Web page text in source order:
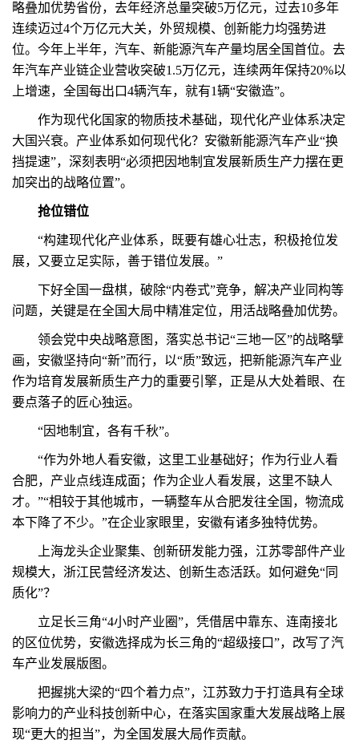
略叠加优势省份，去年经济总量突破5万亿元，过去10多年
连续迈过4个万亿元大关，外贸规模、创新能力均强势进
位。今年上半年，汽车、新能源汽车产量均居全国首位。去
年汽车产业链企业营收突破1.5万亿元，连续两年保持20%以
上增速，全国每出口4辆汽车，就有1辆“安徽造”。
作为现代化国家的物质技术基础，现代化产业体系决定
大国兴衰。产业体系如何现代化？安徽新能源汽车产业“换
挡提速”，深刻表明“必须把因地制宜发展新质生产力摆在更
加突出的战略位置”。
抢位错位
“构建现代化产业体系，既要有雄心壮志，积极抢位发
展，又要立足实际，善于错位发展。”
下好全国一盘棋，破除“内卷式”竞争，解决产业同构等
问题，关键是在全国大局中精准定位，用活战略叠加优势。
领会党中央战略意图，落实总书记“三地一区”的战略擘
画，安徽坚持向“新”而行，以“质”致远，把新能源汽车产业
作为培育发展新质生产力的重要引擎，正是从大处着眼、在
要点落子的匠心独运。
“因地制宜，各有千秋”。
“作为外地人看安徽，这里工业基础好；作为行业人看
合肥，产业点线连成面；作为企业人看发展，这里不缺人
才。”“相较于其他城市，一辆整车从合肥发往全国，物流成
本下降了不少。”在企业家眼里，安徽有诸多独特优势。
上海龙头企业聚集、创新研发能力强，江苏零部件产业
规模大，浙江民营经济发达、创新生态活跃。如何避免“同
质化”？
立足长三角“4小时产业圈”，凭借居中靠东、连南接北
的区位优势，安徽选择成为长三角的“超级接口”，改写了汽
车产业发展版图。
把握挑大梁的“四个着力点”，江苏致力于打造具有全球
影响力的产业科技创新中心，在落实国家重大发展战略上展
现“更大的担当”，为全国发展大局作贡献。